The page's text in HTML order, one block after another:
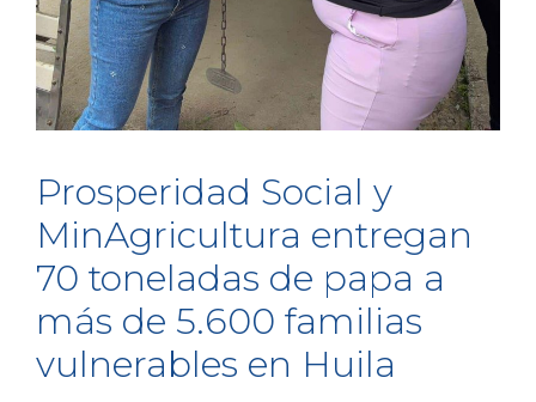
Prosperidad Social y
MinAgricultura entregan
70 toneladas de papa a
más de 5.600 familias
vulnerables en Huila